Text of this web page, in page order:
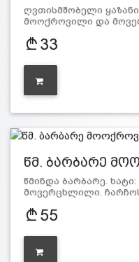
ღვთისმშობელი
მოოქროვილი და
33
წმ. ბარბარე
წმინდა ბარბარე.
მოვერცხლილი.
55